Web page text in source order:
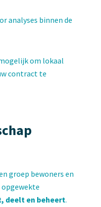
analyses binnen de
om lokaal
contract te
groep bewoners en
deelt en beheert.